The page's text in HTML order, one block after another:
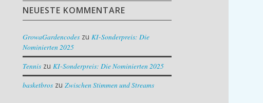
NEUESTE KOMMENTARE
GrowaGardencodes zuKI-Sonderpreis: Die
Nominierten 2025
Tennis zuKI-Sonderpreis: Die Nominierten 2025
basketbros zuZwischen Stimmen und Streams